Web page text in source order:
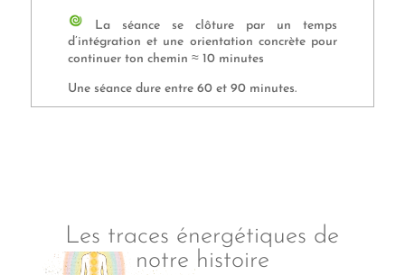
La séance se clôture par un temps
d’intégration et une orientation concrète pour
continuer ton chemin ≈ 10 minutes
Une séance dure entre 60 et 90 minutes.
Les traces énergétiques de
notre histoire